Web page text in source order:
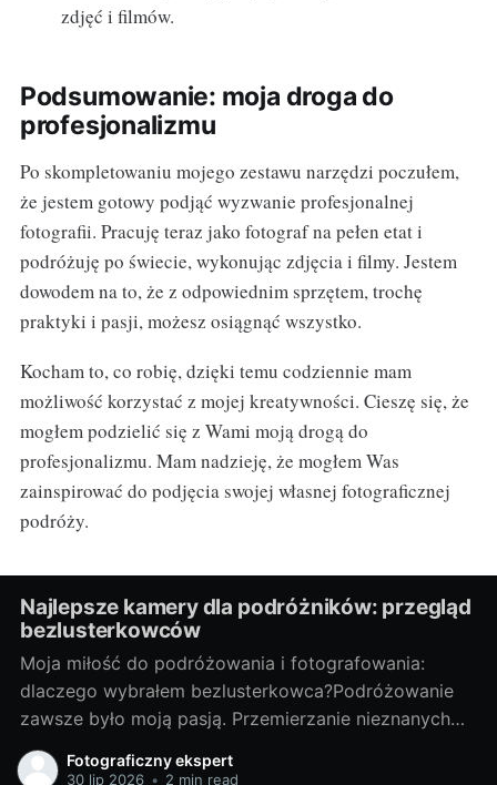
zdjęć i filmów.
Podsumowanie: moja droga do
profesjonalizmu
Po skompletowaniu mojego zestawu narzędzi poczułem,
że jestem gotowy podjąć wyzwanie profesjonalnej
fotografii. Pracuję teraz jako fotograf na pełen etat i
podróżuję po świecie, wykonując zdjęcia i filmy. Jestem
dowodem na to, że z odpowiednim sprzętem, trochę
praktyki i pasji, możesz osiągnąć wszystko.
Kocham to, co robię, dzięki temu codziennie mam
możliwość korzystać z mojej kreatywności. Cieszę się, że
mogłem podzielić się z Wami moją drogą do
profesjonalizmu. Mam nadzieję, że mogłem Was
zainspirować do podjęcia swojej własnej fotograficznej
podróży.
Najlepsze kamery dla podróżników: przegląd
bezlusterkowców
Moja miłość do podróżowania i fotografowania:
dlaczego wybrałem bezlusterkowca?Podróżowanie
zawsze było moją pasją. Przemierzanie nieznanych
terenów, odkrywanie nowych miejsc, spotykanie
ciekawych ludzi - te doświadczenia są dla mnie
Fotograficzny ekspert
30 lip 2026 • 2 min read